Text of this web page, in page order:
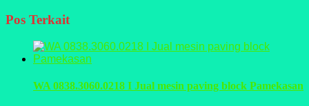
Pos Terkait
WA 0838.3060.0218 I Jual mesin paving block Pamekasan